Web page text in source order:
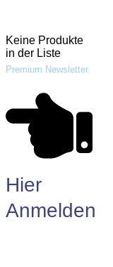
Keine Produkte
in der Liste
Premium Newsletter
Hier
Anmelden